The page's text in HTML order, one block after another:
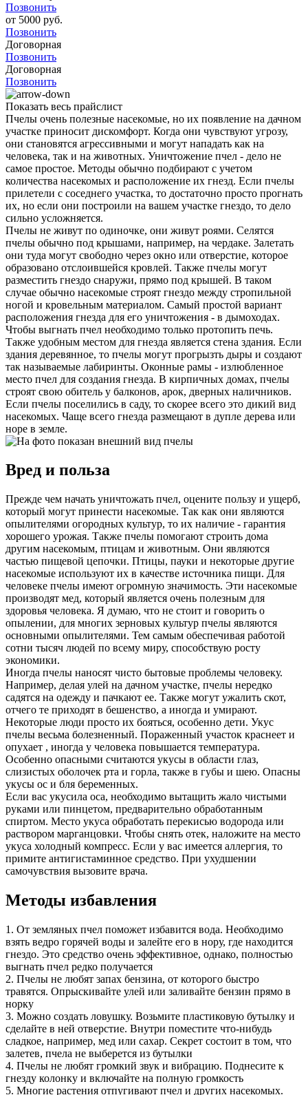
Позвонить
от 5000 руб.
Позвонить
Договорная
Позвонить
Договорная
Позвонить
Показать весь прайслист
Пчелы очень полезные насекомые, но их появление на дачном
участке приносит дискомфорт. Когда они чувствуют угрозу,
они становятся агрессивными и могут нападать как на
человека, так и на животных. Уничтожение пчел - дело не
самое простое. Методы обычно подбирают с учетом
количества насекомых и расположение их гнезд. Если пчелы
прилетели с соседнего участка, то достаточно просто прогнать
их, но если они построили на вашем участке гнездо, то дело
сильно усложняется.
Пчелы не живут по одиночке, они живут роями. Селятся
пчелы обычно под крышами, например, на чердаке. Залетать
они туда могут свободно через окно или отверстие, которое
образовано отслоившейся кровлей. Также пчелы могут
разместить гнездо снаружи, прямо под крышей. В таком
случае обычно насекомые строят гнездо между стропильной
ногой и кровельным материалом. Самый простой вариант
расположения гнезда для его уничтожения - в дымоходах.
Чтобы выгнать пчел необходимо только протопить печь.
Также удобным местом для гнезда является стена здания. Если
здания деревянное, то пчелы могут прогрызть дыры и создают
так называемые лабиринты. Оконные рамы - излюбленное
место пчел для создания гнезда. В кирпичных домах, пчелы
строят свою обитель у балконов, арок, дверных наличников.
Если пчелы поселились в саду, то скорее всего это дикий вид
насекомых. Чаще всего гнезда размещают в дупле дерева или
норе в земле.
Вред и польза
Прежде чем начать уничтожать пчел, оцените пользу и ущерб,
который могут принести насекомые. Так как они являются
опылителями огородных культур, то их наличие - гарантия
хорошего урожая. Также пчелы помогают строить дома
другим насекомым, птицам и животным. Они являются
частью пищевой цепочки. Птицы, пауки и некоторые другие
насекомые используют их в качестве источника пищи. Для
человеке пчелы имеют огромную значимость. Эти насекомые
производят мед, который является очень полезным для
здоровья человека. Я думаю, что не стоит и говорить о
опылении, для многих зерновых культур пчелы являются
основными опылителями. Тем самым обеспечивая работой
сотни тысяч людей по всему миру, способствую росту
экономики.
Иногда пчелы наносят чисто бытовые проблемы человеку.
Например, делая улей на дачном участке, пчелы нередко
садятся на одежду и пачкают ее. Также могут ужалить скот,
отчего те приходят в бешенство, а иногда и умирают.
Некоторые люди просто их бояться, особенно дети. Укус
пчелы весьма болезненный. Пораженный участок краснеет и
опухает , иногда у человека повышается температура.
Особенно опасными считаются укусы в области глаз,
слизистых оболочек рта и горла, также в губы и шею. Опасны
укусы ос и бля беременных.
Если вас укусила оса, необходимо вытащить жало чистыми
руками или пинцетом, предварительно обработанным
спиртом. Место укуса обработать перекисью водорода или
раствором марганцовки. Чтобы снять отек, наложите на место
укуса холодный компресс. Если у вас имеется аллергия, то
примите антигистаминное средство. При ухудшении
самочувствия вызовите врача.
Методы избавления
1. От земляных пчел поможет избавится вода. Необходимо
взять ведро горячей воды и залейте его в нору, где находится
гнездо. Это средство очень эффективное, однако, полностью
выгнать пчел редко получается
2. Пчелы не любят запах бензина, от которого быстро
травятся. Опрыскивайте улей или заливайте бензин прямо в
норку
3. Можно создать ловушку. Возьмите пластиковую бутылку и
сделайте в ней отверстие. Внутри поместите что-нибудь
сладкое, например, мед или сахар. Секрет состоит в том, что
залетев, пчела не выберется из бутылки
4. Пчелы не любят громкий звук и вибрацию. Поднесите к
гнезду колонку и включайте на полную громкость
5. Многие растения отпугивают пчел и других насекомых.